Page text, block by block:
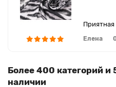
Приятная
Елена
Более 400 категорий и
наличии